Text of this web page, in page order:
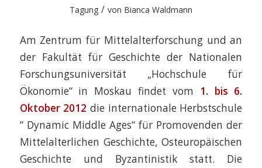
Tagung / von Bianca Waldmann
Am Zentrum für Mittelalterforschung und an
der Fakultät für Geschichte der Nationalen
Forschungsuniversität „Hochschule für
Ökonomie“ in Moskau findet vom 1. bis 6.
Oktober 2012 die internationale Herbstschule
“ Dynamic Middle Ages“ für Promovenden der
Mittelalterlichen Geschichte, Osteuropäischen
Geschichte und Byzantinistik statt. Die